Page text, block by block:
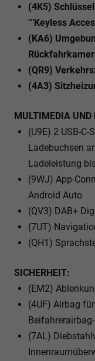
(4K5)
""Keyless
(KA6)
(QR9)
(4A3)
MULTIMEDIA
(U9E) 2 USB-C-
Ladebuchsen
Ladeleistung
(9WJ) App-
Android Auto
(QV3) DAB+
(7UT)
(QH1)
SICHERHEIT:
(EM2)
(4UF) Airbag
(7AL)